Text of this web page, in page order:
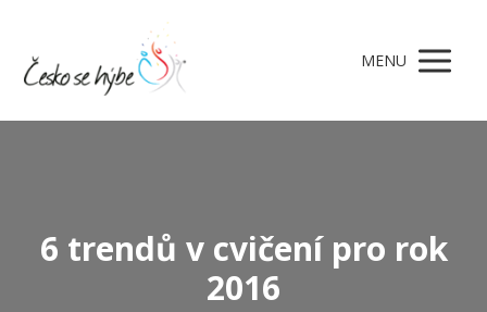
MENU
6 trendů v cvičení pro rok
2016